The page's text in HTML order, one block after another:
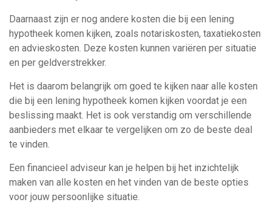
Daarnaast zijn er nog andere kosten die bij een lening
hypotheek komen kijken, zoals notariskosten, taxatiekosten
en advieskosten. Deze kosten kunnen variëren per situatie
en per geldverstrekker.
Het is daarom belangrijk om goed te kijken naar alle kosten
die bij een lening hypotheek komen kijken voordat je een
beslissing maakt. Het is ook verstandig om verschillende
aanbieders met elkaar te vergelijken om zo de beste deal
te vinden.
Een financieel adviseur kan je helpen bij het inzichtelijk
maken van alle kosten en het vinden van de beste opties
voor jouw persoonlijke situatie.